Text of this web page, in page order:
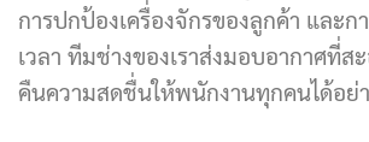
การปกป้องเครื่องจักรของลูกค้า และก
เวลา ทีมช่างของเราส่งมอบอากาศที่ส
คืนความสดชื่นให้พนักงานทุกคนได้อย่